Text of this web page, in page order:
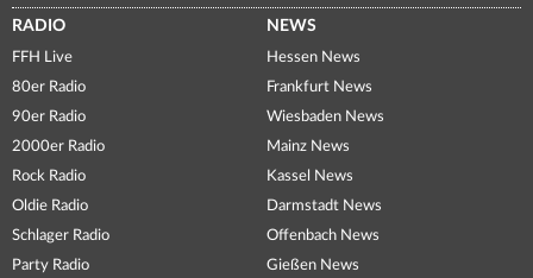
RADIO
FFH Live
80er Radio
90er Radio
2000er Radio
Rock Radio
Oldie Radio
Schlager Radio
Party Radio
NEWS
Hessen News
Frankfurt News
Wiesbaden News
Mainz News
Kassel News
Darmstadt News
Offenbach News
Gießen News